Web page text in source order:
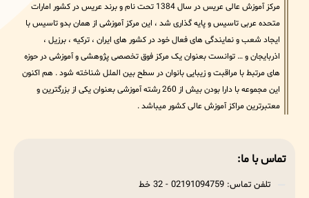
مرکز آموزش عالی عریس در سال 1384 تحت نام و برند عریس در کشور امارات
متحده عربی تاسیس و پایه گذاری شد ، این مرکز آموزشی از همان بدو تاسیس با
ایجاد شعب و نمایندگی های فعال خود در کشور های ایران ، ترکیه ، برزیل ،
اذربایجان و … توانست بعنوان یک مرکز فوق تخصصی پژوهشی و آموزشی در حوزه
های مرتبط با مراقبت و زیبایی بانوان در سطح بین الملل شناخته شود . هم اکنون
این مجموعه با دارا بودن بیش از 260 رشته آموزشی بعنوان یکی از بزرگترین و
معتبرترین مراکز آموزش عالی کشور میباشد .
تماس با ما:
تلفن تماس: 02191094759 - 32 خط